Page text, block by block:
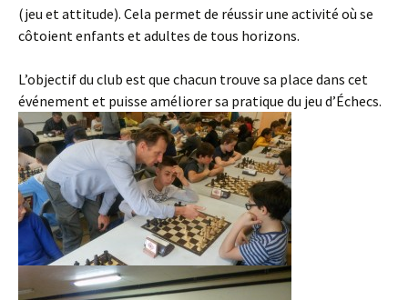
(jeu et attitude). Cela permet de réussir une activité où se
côtoient enfants et adultes de tous horizons.
L’objectif du club est que chacun trouve sa place dans cet
événement et puisse améliorer sa pratique du jeu d’Échecs.